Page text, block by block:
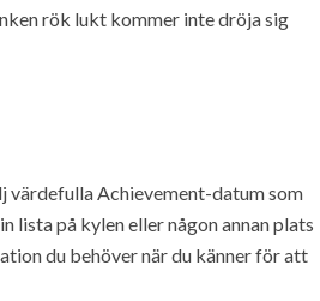
rök lukt kommer inte dröja sig
värdefulla Achievement-datum som
lista på kylen eller någon annan plats
du behöver när du känner för att